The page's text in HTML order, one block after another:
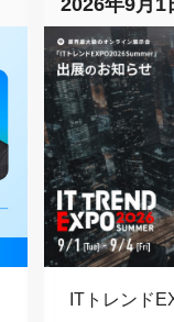
ITトレンド